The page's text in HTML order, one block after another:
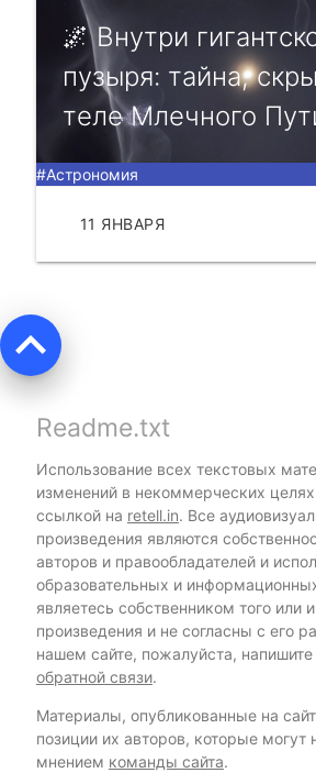
🌌 Внутри
пузыря: тaйнa,
тeлe Млeчного
#Астрономия
11 ЯНВАРЯ
keyboard_arrow_up
Readme.txt
Использование всех текстовых
изменений в некоммерческих
ссылкой на retell.in. Все
произведения являются
авторов и правообладателей и
образовательных и
являетесь собственником того или
произведения и не согласны с его
нашем сайте, пожалуйста,
обратной связи.
Материалы, опубликованные на
позиции их авторов, которые могут
мнением команды сайта.